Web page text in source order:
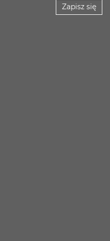
Zapisz się